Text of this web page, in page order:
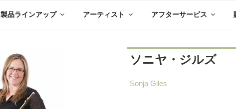
製品ラインアップ アーティスト アフターサービス
ソニヤ・ジルズ
Sonja Giles